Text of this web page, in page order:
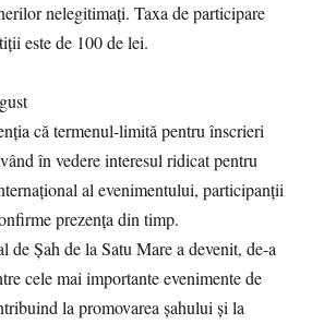
nelegitimați. Taxa de participare
este de 100 de lei.
că termenul-limită pentru înscrieri
în vedere interesul ridicat pentru
al evenimentului, participanții
prezența din timp.
de Șah de la Satu Mare a devenit, de-a
cele mai importante evenimente de
la promovarea șahului și la